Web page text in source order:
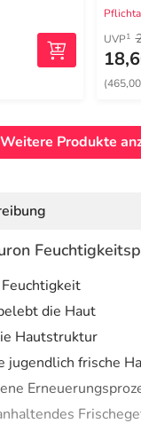
UVP1
Weitere Produkte
die Haut
Hautstruktur
jugendlich frische